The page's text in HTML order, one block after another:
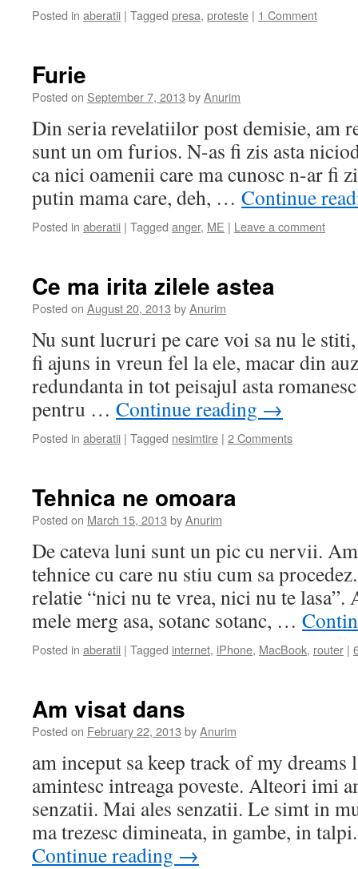
Posted in aberatii | Tagged presa, proteste | 1 Comment
Furie
Posted on September 7, 2013 byAnurim
Din seria revelatiilor post demisie, am
sunt un om furios. N-as fi zis asta
ca nici oamenii care ma cunosc n-ar fi
putin mama care, deh, … Continue
Posted in aberatii | Tagged anger, ME | Leave a comment
Ce ma irita zilele astea
Posted on August 20, 2013 byAnurim
Nu sunt lucruri pe care voi sa nu le
fi ajuns in vreun fel la ele, macar din
redundanta in tot peisajul asta
pentru … Continue reading →
Posted in aberatii | Tagged nesimtire | 2 Comments
Tehnica ne omoara
Posted on March 15, 2013 byAnurim
De cateva luni sunt un pic cu nervii.
tehnice cu care nu stiu cum sa
relatie “nici nu te vrea, nici nu te lasa”.
mele merg asa, sotanc sotanc, …
Posted in aberatii | Tagged internet, iPhone, MacBook, router |
Am visat dans
Posted on February 22, 2013 byAnurim
am inceput sa keep track of my
amintesc intreaga poveste. Alteori imi
senzatii. Mai ales senzatii. Le simt in
ma trezesc dimineata, in gambe, in
Continue reading →